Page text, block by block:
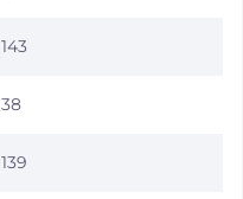
143
38
139